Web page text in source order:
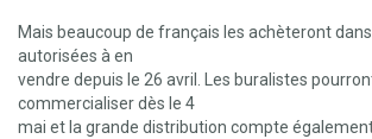
Mais beaucoup de français les achèteront
autorisées à en
vendre depuis le 26 avril. Les buralistes
commercialiser dès le 4
mai et la grande distribution compte